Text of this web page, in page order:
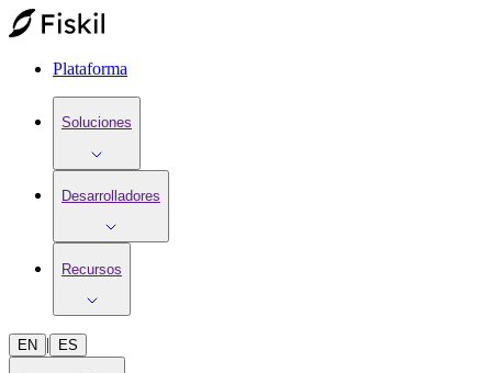
Plataforma
Soluciones
Desarrolladores
Recursos
EN | ES